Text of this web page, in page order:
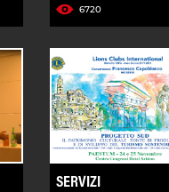
6720
SERVIZI